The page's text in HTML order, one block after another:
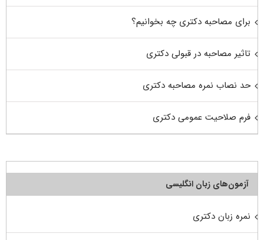
برای مصاحبه دکتری چه بخوانیم؟
تاثیر مصاحبه در قبولی دکتری
حد نصاب نمره مصاحبه دکتری
فرم صلاحیت عمومی دکتری
آزمون‌های زبان انگلیسی
نمره زبان دکتری